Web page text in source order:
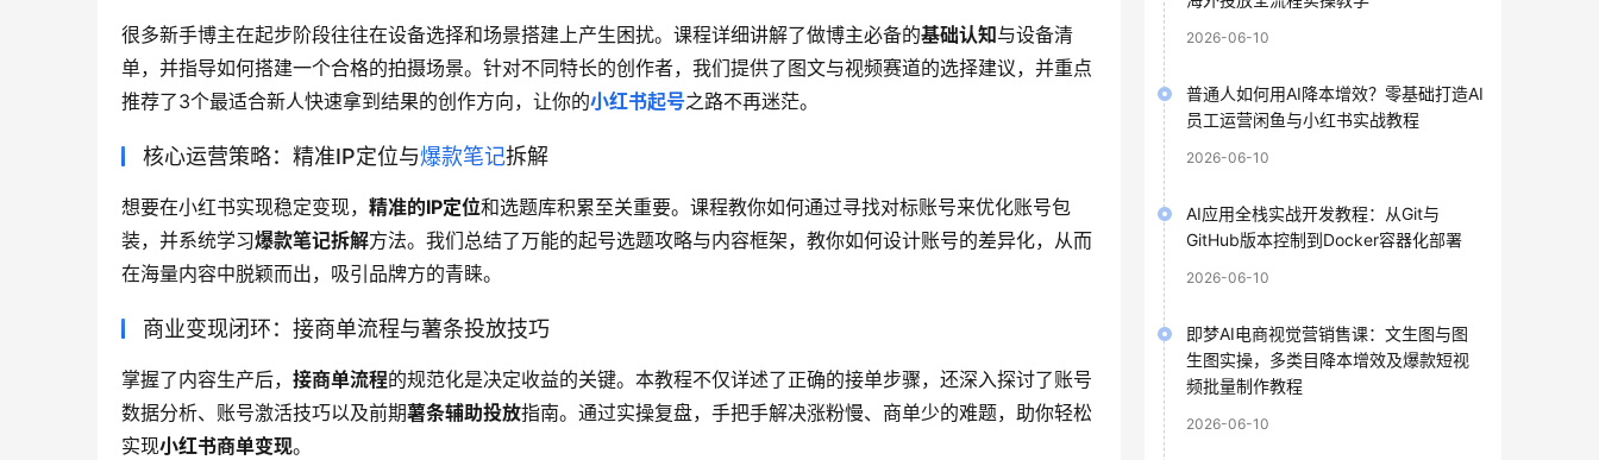
很多新手博主在起步阶段往往在设备选择和场景搭建上产生困扰。课程详细讲解了做博主必备的基础认知与设备清
单，并指导如何搭建一个合格的拍摄场景。针对不同特长的创作者，我们提供了图文与视频赛道的选择建议，并重点
推荐了3个最适合新人快速拿到结果的创作方向，让你的小红书起号之路不再迷茫。
核心运营策略：精准IP定位与爆款笔记拆解
想要在小红书实现稳定变现， 精准的IP定位和选题库积累至关重要。课程教你如何通过寻找对标账号来优化账号包
装，并系统学习爆款笔记拆解方法。我们总结了万能的起号选题攻略与内容框架，教你如何设计账号的差异化，从而
在海量内容中脱颖而出，吸引品牌方的青睐。
商业变现闭环：接商单流程与薯条投放技巧
掌握了内容生产后， 接商单流程的规范化是决定收益的关键。本教程不仅详述了正确的接单步骤，还深入探讨了账号
数据分析、账号激活技巧以及前期薯条辅助投放指南。通过实操复盘，手把手解决涨粉慢、商单少的难题，助你轻松
实现小红书商单变现。
2026-06-10
普通人如何用AI降本增效？零基础打造AI
员工运营闲鱼与小红书实战教程
2026-06-10
AI应用全栈实战开发教程：从Git与
GitHub版本控制到Docker容器化部署
2026-06-10
即梦AI电商视觉营销售课：文生图与图
生图实操，多类目降本增效及爆款短视
频批量制作教程
2026-06-10